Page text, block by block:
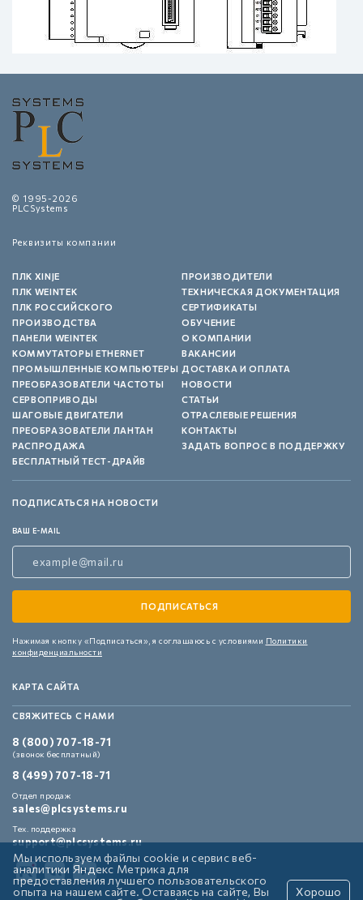
© 1995-2026
PLCSystems
Реквизиты компании
ПЛК XINJE
ПЛК WEINTEK
ПЛК РОССИЙСКОГО
ПРОИЗВОДСТВА
ПАНЕЛИ WEINTEK
КОММУТАТОРЫ ETHERNET
ПРОМЫШЛЕННЫЕ КОМПЬЮТЕРЫ
ПРЕОБРАЗОВАТЕЛИ ЧАСТОТЫ
СЕРВОПРИВОДЫ
ШАГОВЫЕ ДВИГАТЕЛИ
ПРЕОБРАЗОВАТЕЛИ ЛАНТАН
РАСПРОДАЖА
БЕСПЛАТНЫЙ ТЕСТ-ДРАЙВ
ПРОИЗВОДИТЕЛИ
ТЕХНИЧЕСКАЯ ДОКУМЕНТАЦИЯ
СЕРТИФИКАТЫ
ОБУЧЕНИЕ
О КОМПАНИИ
ВАКАНСИИ
ДОСТАВКА И ОПЛАТА
НОВОСТИ
СТАТЬИ
ОТРАСЛЕВЫЕ РЕШЕНИЯ
КОНТАКТЫ
ЗАДАТЬ ВОПРОС В ПОДДЕРЖКУ
ПОДПИСАТЬСЯ НА НОВОСТИ
ВАШ E-MAIL
Нажимая кнопку «Подписаться», я соглашаюсь с условиями Политики
конфиденциальности
КАРТА САЙТА
СВЯЖИТЕСЬ С НАМИ
8 (800) 707-18-71
(звонок бесплатный)
8 (499) 707-18-71
Отдел продаж
sales@plcsystems.ru
Тех. поддержка
support@plcsystems.ru
Мы используем файлы cookie и сервис веб-
аналитики Яндекс Метрика для
предоставления лучшего пользовательского
опыта на нашем сайте. Оставаясь на сайте, Вы
Хорошо